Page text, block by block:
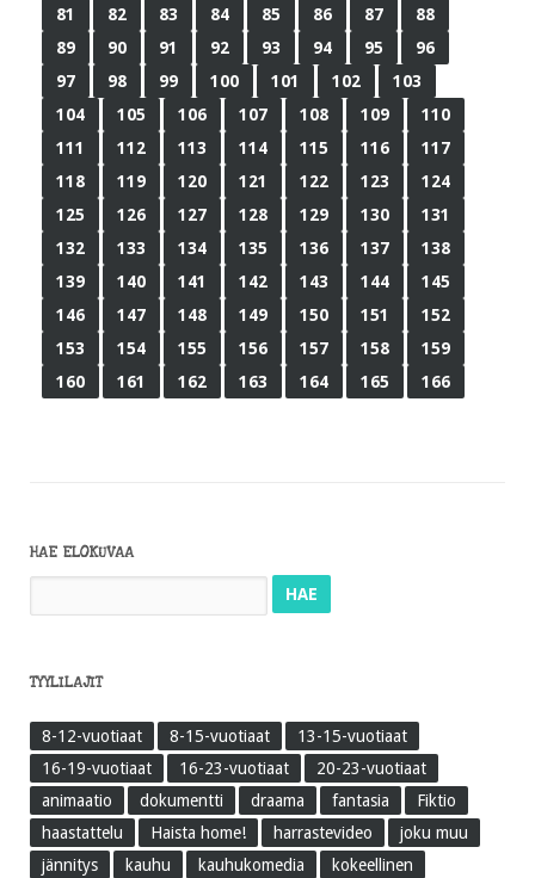
81
82 83 84 85 86 87
88
89
90 91 92 93 94 95
96
97
98 99 100 101 102
103
104
105 106 107 108 109
110
111
112 113 114 115 116
117
118
119 120 121 122 123
124
125
126 127 128 129 130
131
132
133 134 135 136 137
138
139
140 141 142 143 144
145
146
147 148 149 150 151
152
153
154 155 156 157 158
159
160
161 162 163 164 165 166
HAE ELOKUVAA
TYYLILAJIT
8-12-vuotiaat 8-15-vuotiaat
13-15-vuotiaat
16-19-vuotiaat
16-23-vuotiaat
20-23-vuotiaat
animaatio
dokumentti draama fantasia
Fiktio
haastattelu
Haista home! harrastevideo
joku muu
jännitys
kauhu kauhukomedia
kokeellinen